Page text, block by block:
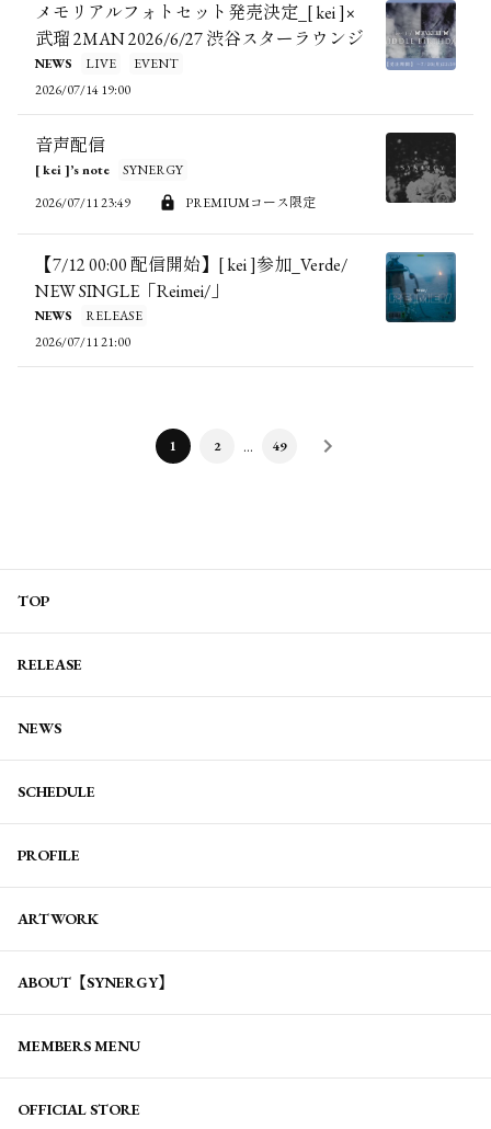
メモリアルフォトセット発売決定_[ kei ]×
武瑠 2MAN 2026/6/27 渋谷スターラウンジ
NEWS LIVE
EVENT
2026/07/14 19:00
音声配信
[ kei ]’s note
SYNERGY
2026/07/11 23:49
PREMIUMコース限定
【7/12 00:00 配信開始】[ kei ]参加_Verde/
NEW SINGLE「Reimei/」
NEWS
RELEASE
2026/07/11 21:00
1 2 … 49
TOP
RELEASE
NEWS
SCHEDULE
PROFILE
ARTWORK
ABOUT【SYNERGY】
MEMBERS MENU
OFFICIAL STORE